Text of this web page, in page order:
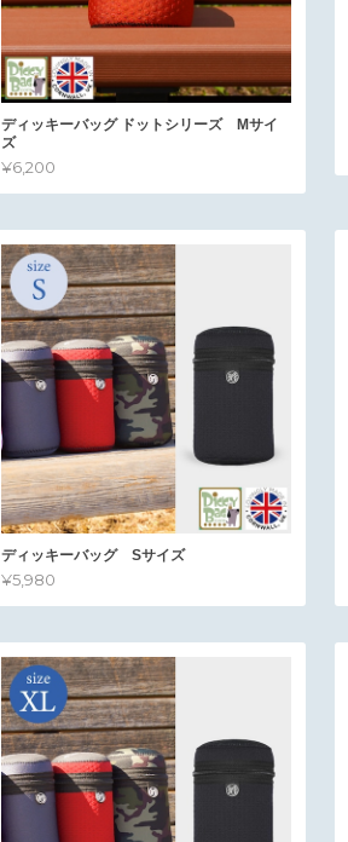
ディッキーバッグ ドットシリーズ Mサイ
ズ
¥6,200
ディッキーバッグ Sサイズ
¥5,980